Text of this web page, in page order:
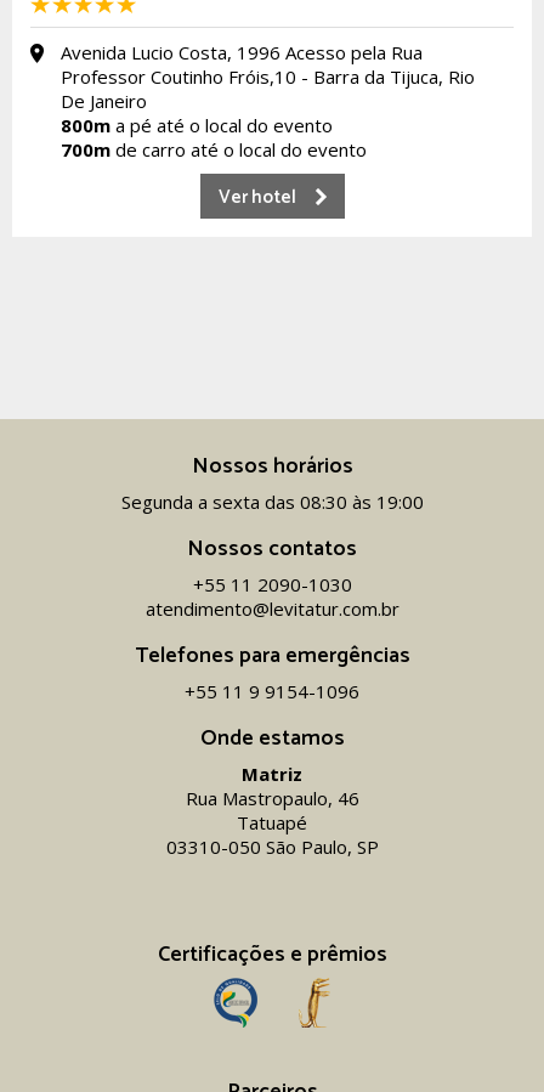
Avenida Lucio Costa, 1996 Acesso pela Rua
Professor Coutinho Fróis,10 - Barra da Tijuca, Rio
De Janeiro
800m a pé até o local do evento
700m de carro até o local do evento
Ver hotel
Onde estamos
Matriz
Rua Mastropaulo, 46
Tatuapé
03310-050 São Paulo, SP
Certificações e prêmios
Nossos horários
Segunda a sexta das 08:30 às 19:00
Nossos contatos
+55 11 2090-1030
atendimento@levitatur.com.br
Telefones para emergências
+55 11 9 9154-1096‬